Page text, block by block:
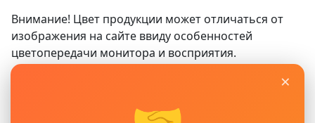
×
Внимание! Цвет продукции может отличаться от
изображения на сайте ввиду особенностей
цветопередачи монитора и восприятия.
не является публичной офертой, определяемой